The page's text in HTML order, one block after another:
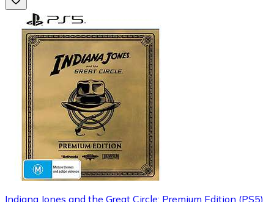
Indiana Jones and the Great Circle: Premium Edition (PS5)